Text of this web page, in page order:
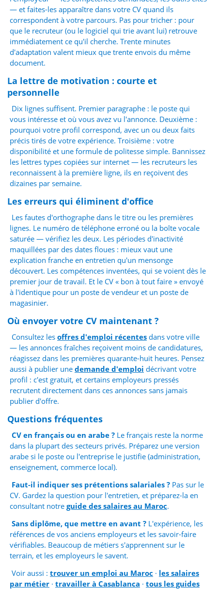
— et faites-les apparaître dans votre CV quand ils
correspondent à votre parcours. Pas pour tricher : pour
que le recruteur (ou le logiciel qui trie avant lui) retrouve
immédiatement ce qu'il cherche. Trente minutes
d'adaptation valent mieux que trente envois du même
document.
La lettre de motivation : courte et
personnelle
Dix lignes suffisent. Premier paragraphe : le poste qui
vous intéresse et où vous avez vu l'annonce. Deuxième :
pourquoi votre profil correspond, avec un ou deux faits
précis tirés de votre expérience. Troisième : votre
disponibilité et une formule de politesse simple. Bannissez
les lettres types copiées sur internet — les recruteurs les
reconnaissent à la première ligne, ils en reçoivent des
dizaines par semaine.
Les erreurs qui éliminent d'office
Les fautes d'orthographe dans le titre ou les premières
lignes. Le numéro de téléphone erroné ou la boîte vocale
saturée — vérifiez les deux. Les périodes d'inactivité
maquillées par des dates floues : mieux vaut une
explication franche en entretien qu'un mensonge
découvert. Les compétences inventées, qui se voient dès le
premier jour de travail. Et le CV « bon à tout faire » envoyé
à l'identique pour un poste de vendeur et un poste de
magasinier.
Où envoyer votre CV maintenant ?
Consultez lesoffres d'emploi récentes dans votre ville
— les annonces fraîches reçoivent moins de candidatures,
réagissez dans les premières quarante-huit heures. Pensez
aussi à publier une demande d'emploi décrivant votre
profil : c'est gratuit, et certains employeurs pressés
recrutent directement dans ces annonces sans jamais
publier d'offre.
Questions fréquentes
CV en français ou en arabe ? Le français reste la norme
dans la plupart des secteurs privés. Préparez une version
arabe si le poste ou l'entreprise le justifie (administration,
enseignement, commerce local).
Faut-il indiquer ses prétentions salariales ? Pas sur le
CV. Gardez la question pour l'entretien, et préparez-la en
consultant notre guide des salaires au Maroc.
Sans diplôme, que mettre en avant ? L'expérience, les
références de vos anciens employeurs et les savoir-faire
vérifiables. Beaucoup de métiers s'apprennent sur le
terrain, et les employeurs le savent.
Voir aussi :trouver un emploi au Maroc · les salaires
par métier · travailler à Casablanca · tous les guides